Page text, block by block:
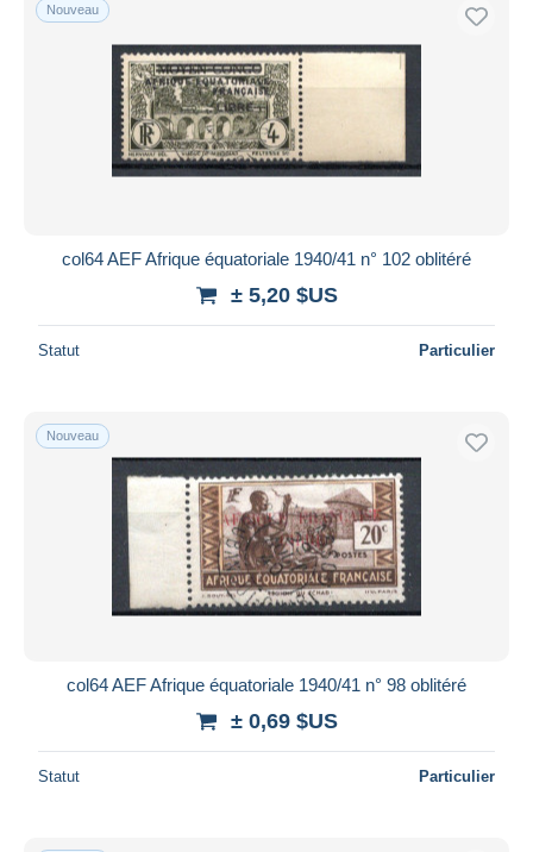
Nouveau
col64 AEF Afrique équatoriale 1940/41 n° 102 oblitéré
± 5,20 $US
Statut Particulier
Nouveau
col64 AEF Afrique équatoriale 1940/41 n° 98 oblitéré
± 0,69 $US
Statut Particulier